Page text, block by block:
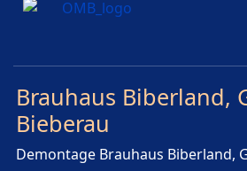
Brauhaus Biberland,
Bieberau
Demontage Brauhaus Biberland,